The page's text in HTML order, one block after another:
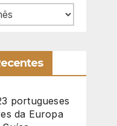
portugueses
da Europa